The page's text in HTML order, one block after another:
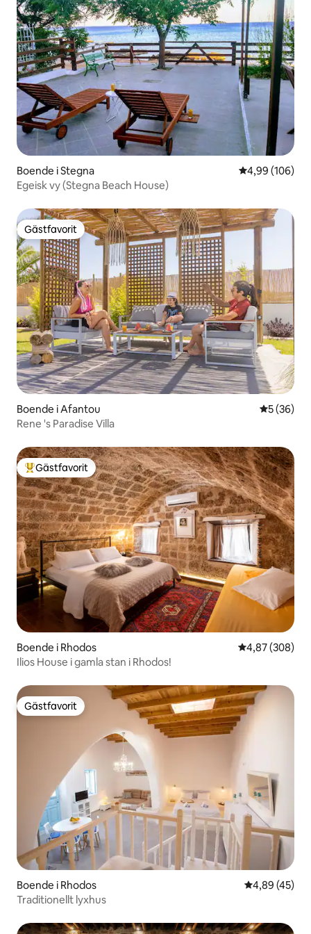
Boende i Stegna 4,99 av 5 i
4,99 (106)
Egeisk vy (Stegna Beach House)
Gästfavorit
Gästfavorit
Boende i Afantou 5 av 5 i
5 (36)
Rene 's Paradise Villa
Populär gästfavorit
Gästfavorit
Boende i Rhodos 4,87 av 5 i
4,87 (308)
Ilios House i gamla stan i Rhodos!
Gästfavorit
Gästfavorit
Boende i Rhodos 4,89 av 5 i
4,89 (45)
Traditionellt lyxhus